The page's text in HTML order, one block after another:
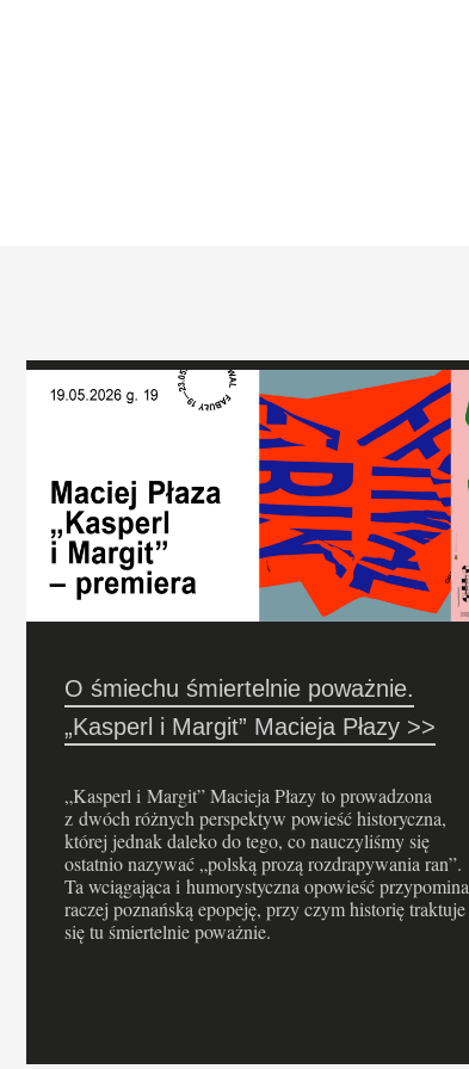
O śmiechu śmiertelnie poważnie.
„Kasperl i Margit” Macieja Płazy >>
„Kasperl i Margit” Macieja Płazy to prowadzona
z dwóch różnych perspektyw powieść historyczna,
której jednak daleko do tego, co nauczyliśmy się
ostatnio nazywać „polską prozą rozdrapywania ran”.
Ta wciągająca i humorystyczna opowieść przypomina
raczej poznańską epopeję, przy czym historię traktuje
się tu śmiertelnie poważnie.